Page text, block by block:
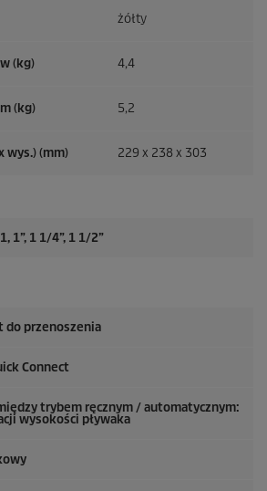
żółty
(kg) 4,4
(kg) 5,2
wys.) (mm) 229 x 238 x 303
1”, 1 1/4”, 1 1/2”
do przenoszenia
Connect
trybem ręcznym / automatycznym:
wysokości pływaka